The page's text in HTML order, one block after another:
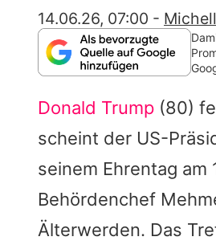
14.06.26, 07:00 -
Donald Trump (80)
scheint der US-
seinem Ehrentag am
Behördenchef
Älterwerden. Das